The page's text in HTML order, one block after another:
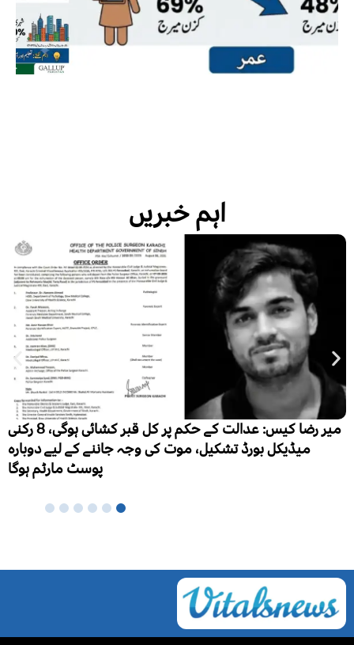
اہم خبریں
عدالت کے حکم پر کل قبر کشائی ہوگی، 8 رکنی
ہزار نئے مریض، ایک